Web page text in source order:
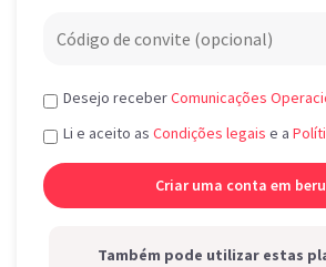
Desejo receberComunicações
Li e aceito as Condições legais e a
Também pode utilizar estas